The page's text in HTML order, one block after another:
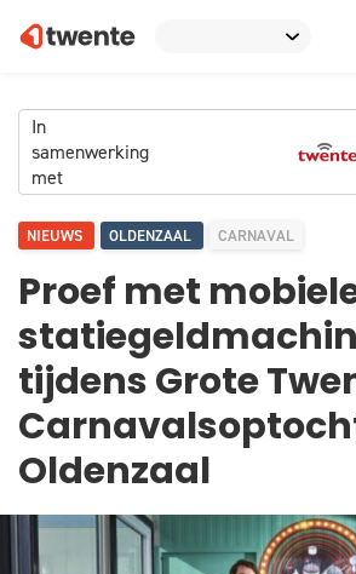
In
samenwerking
met
NIEUWS OLDENZAAL CARNAVAL
Proef met
tijdens Grote
Oldenzaal